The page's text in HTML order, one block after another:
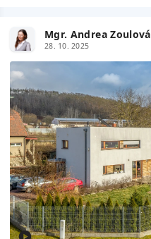
Mgr. Andrea Zoulová
28. 10. 2025